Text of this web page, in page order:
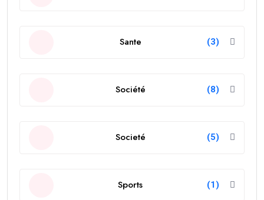
Sante (3)
Société (8)
Societé (5)
Sports (1)